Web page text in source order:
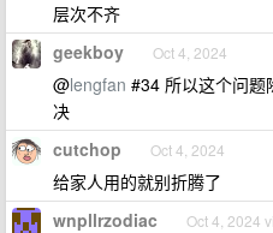
层次不齐
geekboy Oct 4, 2024
@lengfan #34 所以这个问题
决
cutchop Oct 4, 2024
给家人用的就别折腾了
wnpllrzodiac Oct 4, 2024